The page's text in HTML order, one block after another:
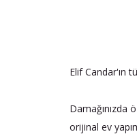
Elif Candar'ın
Damağınızda
orijinal ev